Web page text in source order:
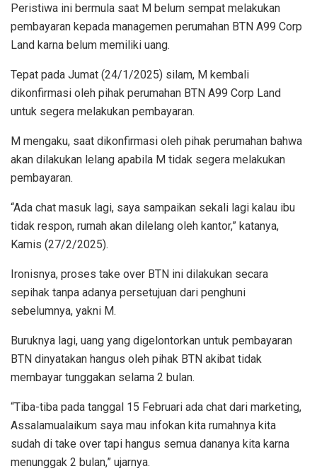
Peristiwa ini bermula saat M belum sempat melakukan
pembayaran kepada managemen perumahan BTN A99 Corp
Land karna belum memiliki uang.
Tepat pada Jumat (24/1/2025) silam, M kembali
dikonfirmasi oleh pihak perumahan BTN A99 Corp Land
untuk segera melakukan pembayaran.
M mengaku, saat dikonfirmasi oleh pihak perumahan bahwa
akan dilakukan lelang apabila M tidak segera melakukan
pembayaran.
“Ada chat masuk lagi, saya sampaikan sekali lagi kalau ibu
tidak respon, rumah akan dilelang oleh kantor,” katanya,
Kamis (27/2/2025).
Ironisnya, proses take over BTN ini dilakukan secara
sepihak tanpa adanya persetujuan dari penghuni
sebelumnya, yakni M.
Buruknya lagi, uang yang digelontorkan untuk pembayaran
BTN dinyatakan hangus oleh pihak BTN akibat tidak
membayar tunggakan selama 2 bulan.
“Tiba-tiba pada tanggal 15 Februari ada chat dari marketing,
Assalamualaikum saya mau infokan kita rumahnya kita
sudah di take over tapi hangus semua dananya kita karna
menunggak 2 bulan,” ujarnya.